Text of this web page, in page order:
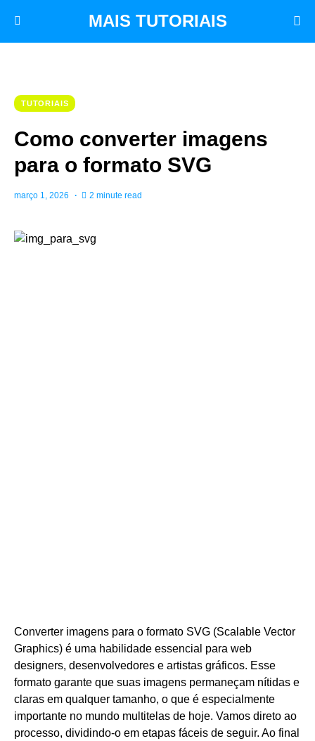
MAIS TUTORIAIS
TUTORIAIS
Como converter imagens
para o formato SVG
março 1, 2026 2 minute read
Converter imagens para o formato SVG (Scalable Vector
Graphics) é uma habilidade essencial para web
designers, desenvolvedores e artistas gráficos. Esse
formato garante que suas imagens permaneçam nítidas e
claras em qualquer tamanho, o que é especialmente
importante no mundo multitelas de hoje. Vamos direto ao
processo, dividindo-o em etapas fáceis de seguir. Ao final